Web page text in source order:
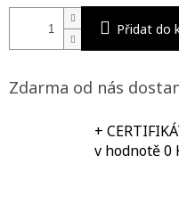
Přidat do
Zdarma od nás
+
v hodnotě 0